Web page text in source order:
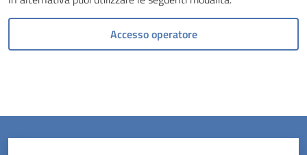
Accesso operatore